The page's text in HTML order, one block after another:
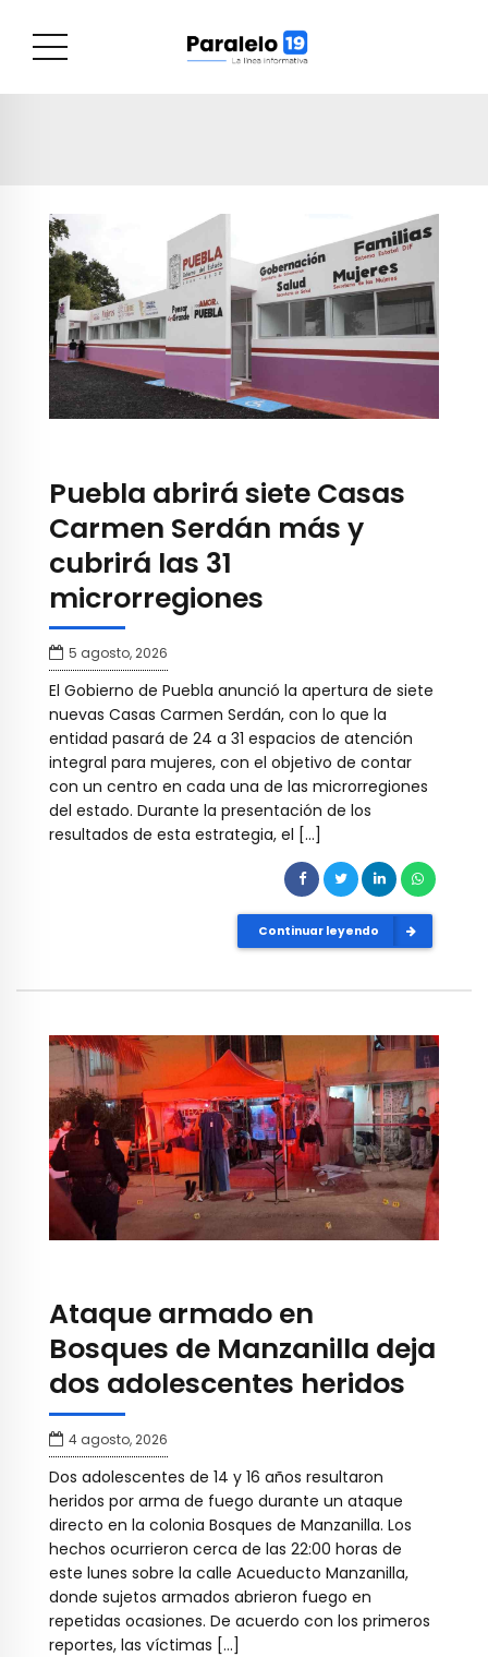
Puebla abrirá siete Casas
Carmen Serdán más y
cubrirá las 31
microrregiones
5 agosto, 2026
El Gobierno de Puebla anunció la apertura de siete
nuevas Casas Carmen Serdán, con lo que la
entidad pasará de 24 a 31 espacios de atención
integral para mujeres, con el objetivo de contar
con un centro en cada una de las microrregiones
del estado. Durante la presentación de los
resultados de esta estrategia, el […]
Continuar leyendo
Ataque armado en
Bosques de Manzanilla deja
dos adolescentes heridos
4 agosto, 2026
Dos adolescentes de 14 y 16 años resultaron
heridos por arma de fuego durante un ataque
directo en la colonia Bosques de Manzanilla. Los
hechos ocurrieron cerca de las 22:00 horas de
este lunes sobre la calle Acueducto Manzanilla,
donde sujetos armados abrieron fuego en
repetidas ocasiones. De acuerdo con los primeros
reportes, las víctimas […]